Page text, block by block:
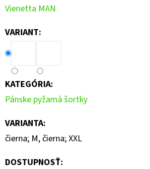
Vienetta MAN
VARIANT:
KATEGÓRIA:
Pánske pyžamá šortky
VARIANTA:
čierna; M, čierna; XXL
DOSTUPNOSŤ: